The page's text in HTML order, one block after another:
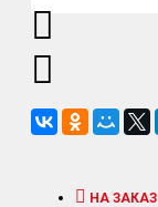
НА ЗАКАЗ